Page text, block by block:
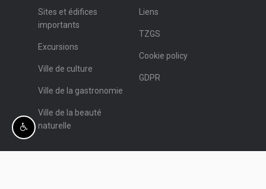
Sites et édifices
importants
Excursions
Ville de culture
Ville de la gastronomie
Ville de la beauté
naturelle
Liens
TZGS
Cookie policy
GDPR